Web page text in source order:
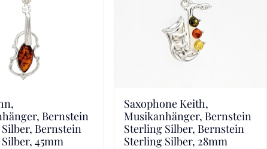
Bernstein
Bernstein
45mm
Saxophone Keith,
Musikanhänger, Bernstein
Sterling Silber, Bernstein
Sterling Silber, 28mm